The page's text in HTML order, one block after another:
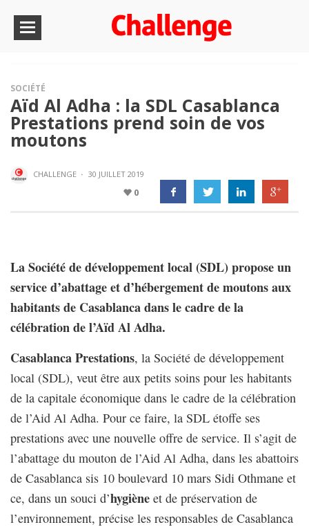
SOCIÉTÉ
Aïd Al Adha : la SDL Casablanca
Prestations prend soin de vos
moutons
CHALLENGE · 30 JUILLET 2019
0
La Société de développement local (SDL) propose un
service d’abattage et d’hébergement de moutons aux
habitants de Casablanca dans le cadre de la
célébration de l’Aïd Al Adha.
Casablanca Prestations, la Société de développement
local (SDL), veut être aux petits soins pour les habitants
de la capitale économique dans le cadre de la célébration
de l’Aid Al Adha. Pour ce faire, la SDL étoffe ses
prestations avec une nouvelle offre de service. Il s’agit de
l’abattage du mouton de l’Aid Al Adha, dans les abattoirs
de Casablanca sis 10 boulevard 10 mars Sidi Othmane et
ce, dans un souci d’hygiène et de préservation de
l’environnement, précise les responsables de Casablanca